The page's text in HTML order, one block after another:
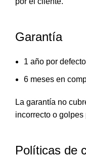
Garantía
1 año por
6 meses en
La garantía no
incorrecto o
Políticas de